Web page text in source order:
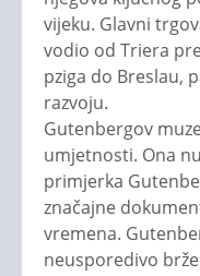
vijeku. Glavni
vodio od Triera
pziga do Breslau,
razvoju.
Gutenbergov
umjetnosti. Ona
primjerka
značajne
vremena.
neusporedivo